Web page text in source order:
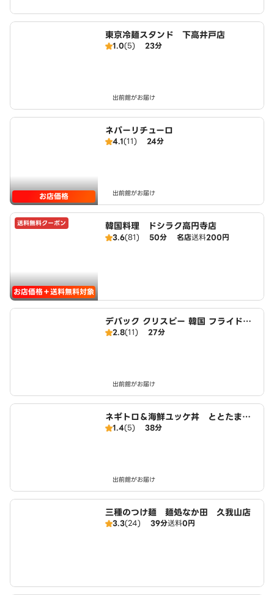
東京冷麺スタンド 下高井戸店
1.0(5) 23分
出前館がお届け
お店価格
ネパーリチューロ
4.1(11) 24分
出前館がお届け
送料無料クーポン
お店価格＋送料無料対象
韓国料理 ドシラク高円寺店
3.6(81) 50分 名店送料200円
デバック クリスピー 韓国 フライドチ
キン Authentic Crispy Korean Fri
2.8(11) 27分
出前館がお届け
ネギトロ＆海鮮ユッケ丼 ととたま
世田谷店
1.4(5) 38分
出前館がお届け
三種のつけ麺 麺処なか田 久我山店
3.3(24) 39分送料0円